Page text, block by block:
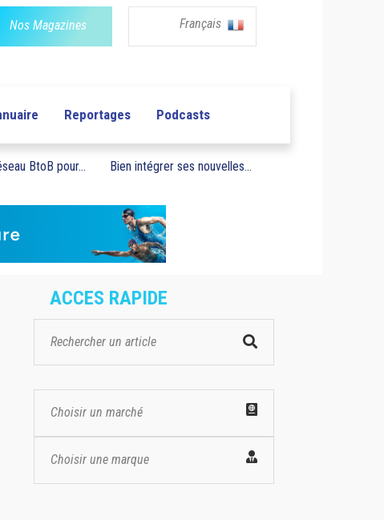
Nos Magazines Français
Reportages Podcasts
BtoB pour... Bien intégrer ses nouvelles...
ACCES RAPIDE
Choisir un marché
Choisir une marque